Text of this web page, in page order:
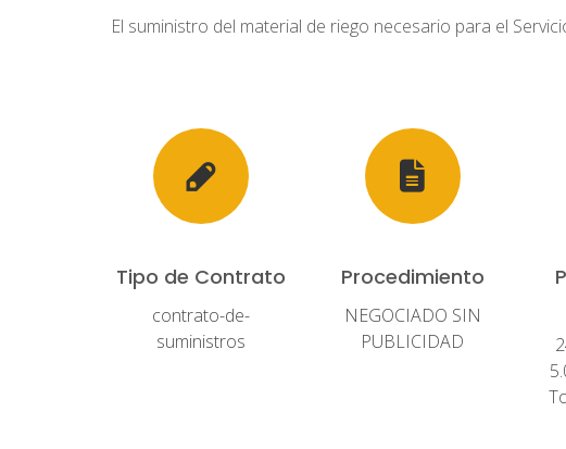
El suministro del material de riego necesario para el
Tipo de Contrato
contrato-de-
suministros
Procedimiento
NEGOCIADO SIN
PUBLICIDAD